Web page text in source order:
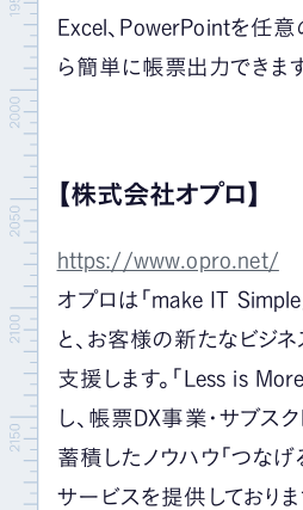
Excel、PowerPointを任
ら簡単に帳票出力できます
【株式会社オプロ】
https://www.opro.net/
オプロは「make IT Simple
と、お客様の新たなビジ
支援します。「Less is
し、帳票DX事業・サブス
蓄積したノウハウ「つなげ
サービスを提供しておりま